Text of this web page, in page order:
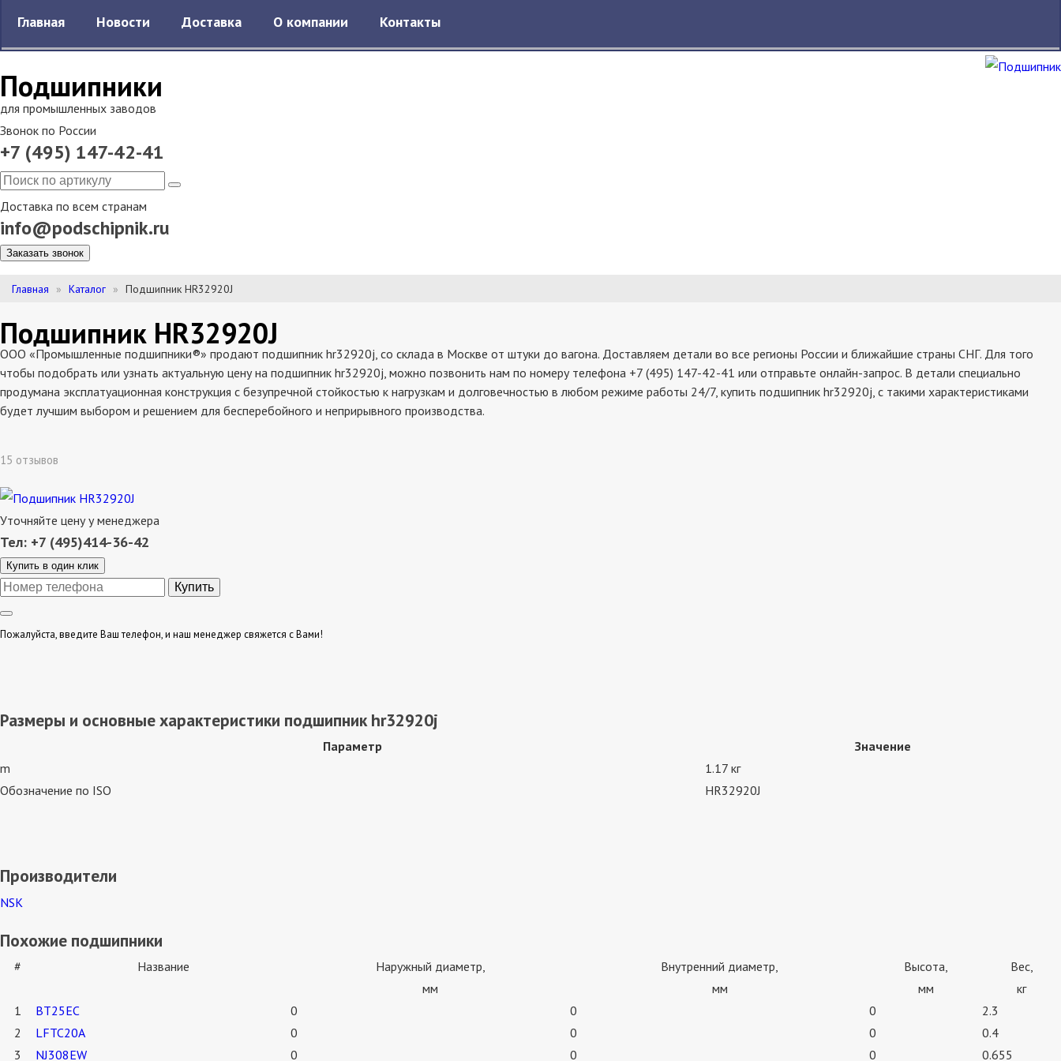
Подшипники
для промышленных заводов
Звонок по России
+7 (495) 147-42-41
Доставка по всем странам
info@podschipnik.ru
Заказать звонок
Главная Новости Доставка О компании Контакты
Главная Каталог Подшипник HR32920J
Подшипник HR32920J
ООО «Промышленные подшипники®» продают подшипник hr32920j, со склада в Москве от штуки до вагона. Доставляем детали во все регионы России и ближайшие страны СНГ. Для того
чтобы подобрать или узнать актуальную цену на подшипник hr32920j, можно позвонить нам по номеру телефона +7 (495) 147-42-41 или отправьте онлайн-запрос. В детали специально
продумана эксплатуационная конструкция с безупречной стойкостью к нагрузкам и долговечностью в любом режиме работы 24/7, купить подшипник hr32920j, с такими характеристиками
будет лучшим выбором и решением для бесперебойного и неприрывного производства.
15 отзывов
Уточняйте цену у менеджера
Тел: +7 (495)414-36-42
Купить в один клик
Пожалуйста, введите Ваш телефон, и наш менеджер свяжется с Вами!
Размеры и основные характеристики подшипник hr32920j
Параметр
Значение
m
1.17 кг
Обозначение по ISO
HR32920J
Производители
NSK
Похожие подшипники
# Название
Наружный диаметр,
мм
Внутренний диаметр,
мм
Высота,
мм
Вес,
кг
1
BT25EC 0 0 0
2.3
2
LFTC20A 0 0 0
0.4
3
NJ308EW 0 0 0
0.655